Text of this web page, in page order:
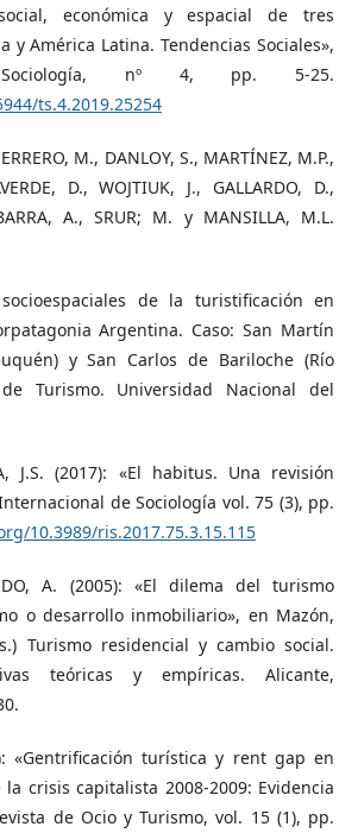
económica y espacial de tres
y América Latina. Tendencias Sociales»,
nº 4, pp. 5-25.
ts.4.2019.25254
M., DANLOY, S., MARTÍNEZ, M.P.,
D., WOJTIUK, J., GALLARDO, D.,
A., SRUR; M. y MANSILLA, M.L.
socioespaciales de la turistificación en
Argentina. Caso: San Martín
y San Carlos de Bariloche (Río
Turismo. Universidad Nacional del
J.S. (2017): «El habitus. Una revisión
de Sociología vol. 75 (3), pp.
10.3989/ris.2017.75.3.15.115
A. (2005): «El dilema del turismo
o desarrollo inmobiliario», en Mazón,
Turismo residencial y cambio social.
teóricas y empíricas. Alicante,
«Gentrificación turística y rent gap en
crisis capitalista 2008-2009: Evidencia
de Ocio y Turismo, vol. 15 (1), pp.